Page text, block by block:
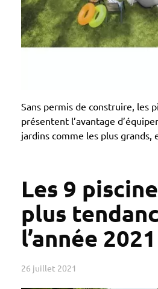
Sans permis de construire, les
présentent l’avantage
jardins comme les plus grands,
Les 9
plus
l’année 2021
26 juillet 2021